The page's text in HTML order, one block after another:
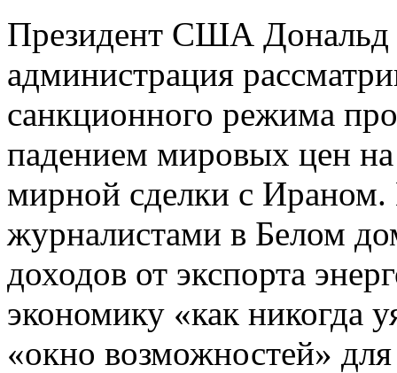
Президент США Дональд
администрация
санкционного режима
падением мировых цен
мирной сделки с Ираном.
журналистами в Белом
доходов от экспорта
экономику «как никогда
«окно возможностей»